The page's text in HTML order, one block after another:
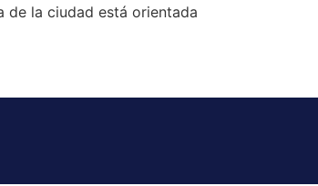
de la ciudad está orientada